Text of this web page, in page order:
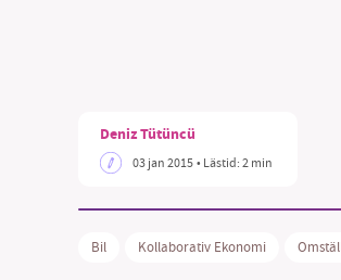
Deniz Tütüncü
03 jan 2015• Lästid:2 min
Bil Kollaborativ Ekonomi